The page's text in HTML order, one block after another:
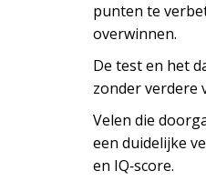
punten te
overwinnen.
De test en het
zonder verdere
Velen die
een duidelijke
en IQ‑score.